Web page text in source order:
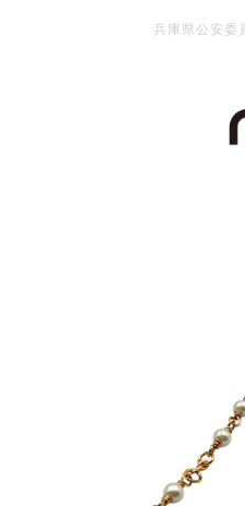
兵庫県公安委